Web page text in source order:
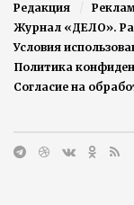
Редакция
Журнал «ДЕЛО».
Условия
Политика
Согласие на